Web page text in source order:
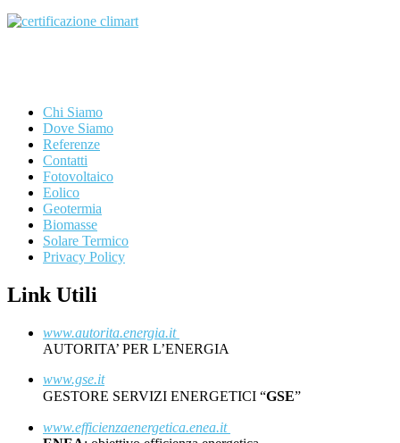
Chi Siamo
Dove Siamo
Referenze
Contatti
Fotovoltaico
Eolico
Geotermia
Biomasse
Solare Termico
Privacy Policy
Link Utili
www.autorita.energia.it
AUTORITA’ PER L’ENERGIA
www.gse.it
GESTORE SERVIZI ENERGETICI “GSE”
www.efficienzaenergetica.enea.it